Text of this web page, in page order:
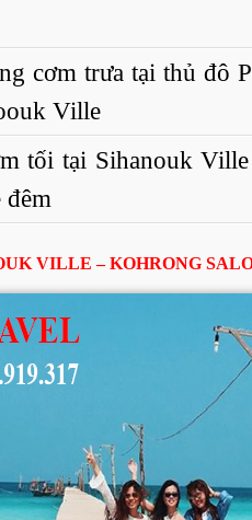
cơm trưa tại thủ đô
Ville
tối tại Sihanouk
VILLE – KOHRONG